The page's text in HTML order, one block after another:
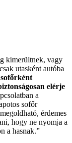
kimerültnek, vagy
utasként autóba
elérje
a
sofőr
érdemes
hogy ne nyomja a
a hasnak.”